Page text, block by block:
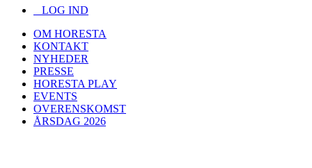
LOG IND
OM HORESTA
KONTAKT
NYHEDER
PRESSE
HORESTA PLAY
EVENTS
OVERENSKOMST
ÅRSDAG 2026